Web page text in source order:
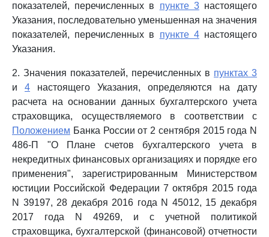
показателей, перечисленных в пункте 3настоящего
Указания, последовательно уменьшенная на значения
показателей, перечисленных в пункте 4настоящего
Указания.
2. Значения показателей, перечисленных в пунктах 3
и 4 настоящего Указания, определяются на дату
расчета на основании данных бухгалтерского учета
страховщика, осуществляемого в соответствии с
Положением Банка России от 2 сентября 2015 года N
486-П "О Плане счетов бухгалтерского учета в
некредитных финансовых организациях и порядке его
применения", зарегистрированным Министерством
юстиции Российской Федерации 7 октября 2015 года
N 39197, 28 декабря 2016 года N 45012, 15 декабря
2017 года N 49269, и с учетной политикой
страховщика, бухгалтерской (финансовой) отчетности